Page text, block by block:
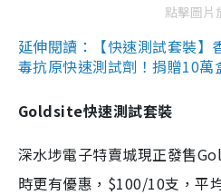
點擊圖片
延伸閱讀：【快速測試套裝】
毒抗原快速測試劑！捐贈10
Goldsite快速測試套裝
深水埗電子特賣城現正發售
時更有優惠，$100/10支，平